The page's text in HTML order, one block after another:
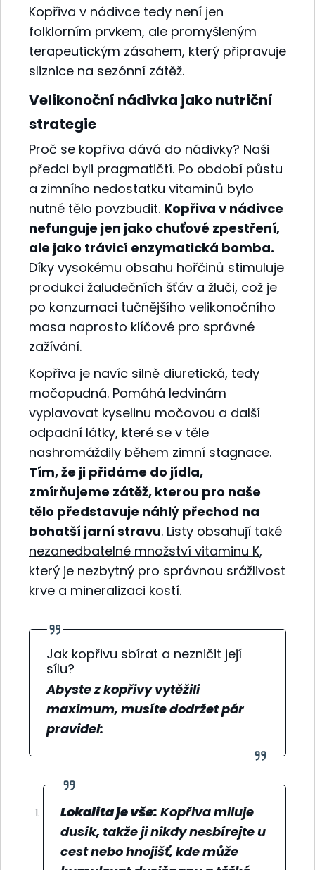
Kopřiva v nádivce tedy není jen
folklorním prvkem, ale promyšleným
terapeutickým zásahem, který připravuje
sliznice na sezónní zátěž.
Velikonoční nádivka jako nutriční
strategie
Proč se kopřiva dává do nádivky? Naši
předci byli pragmatičtí. Po období půstu
a zimního nedostatku vitaminů bylo
nutné tělo povzbudit. Kopřiva v nádivce
nefunguje jen jako chuťové zpestření,
ale jako trávicí enzymatická bomba.
Díky vysokému obsahu hořčinů stimuluje
produkci žaludečních šťáv a žluči, což je
po konzumaci tučnějšího velikonočního
masa naprosto klíčové pro správné
zažívání.
Kopřiva je navíc silně diuretická, tedy
močopudná. Pomáhá ledvinám
vyplavovat kyselinu močovou a další
odpadní látky, které se v těle
nashromáždily během zimní stagnace.
Tím, že ji přidáme do jídla,
zmírňujeme zátěž, kterou pro naše
tělo představuje náhlý přechod na
bohatší jarní stravu. Listy obsahují také
nezanedbatelné množství vitaminu K,
který je nezbytný pro správnou srážlivost
krve a mineralizaci kostí.
Jak kopřivu sbírat a nezničit její
sílu?
Abyste z kopřivy vytěžili
maximum, musíte dodržet pár
pravidel:
Lokalita je vše: Kopřiva miluje
dusík, takže ji nikdy nesbírejte u
cest nebo hnojišť, kde může